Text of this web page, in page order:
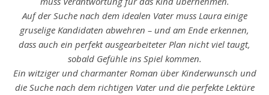
Auf der Suche nach dem idealen Vater muss Laura einige
gruselige Kandidaten abwehren – und am Ende erkennen,
dass auch ein perfekt ausgearbeiteter Plan nicht viel taugt,
sobald Gefühle ins Spiel kommen.
Ein witziger und charmanter Roman über Kinderwunsch und
die Suche nach dem richtigen Vater und die perfekte Lektüre